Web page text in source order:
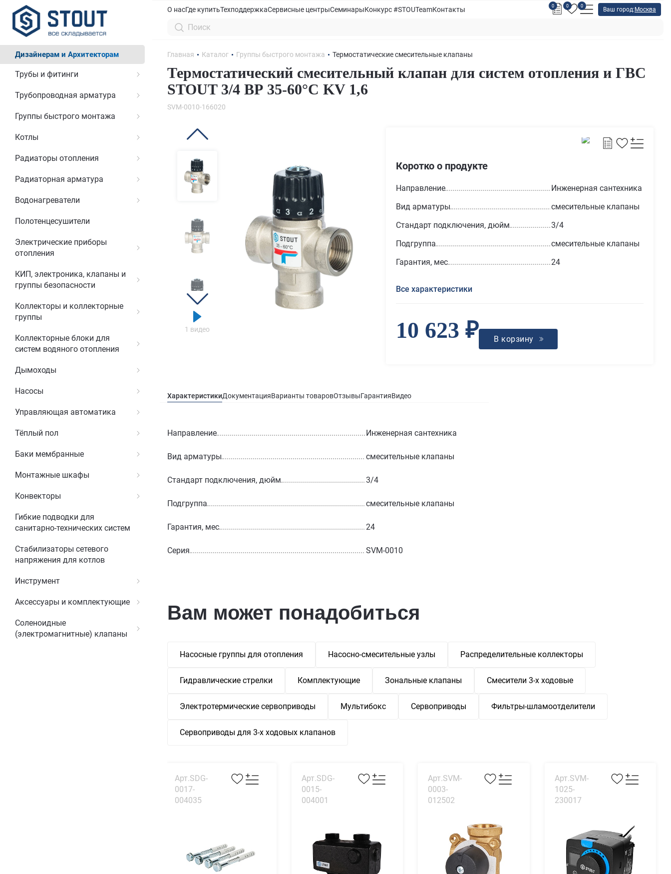
Дизайнерам и Архитекторам
Трубы и фитинги
Трубопроводная арматура
Группы быстрого монтажа
Котлы
Радиаторы отопления
Радиаторная арматура
Водонагреватели
Полотенцесушители
Электрические приборы
отопления
КИП, электроника, клапаны и
группы безопасности
Коллекторы и коллекторные
группы
Коллекторные блоки для
систем водяного отопления
Дымоходы
Насосы
Управляющая автоматика
Тёплый пол
Баки мембранные
Монтажные шкафы
Конвекторы
Гибкие подводки для
санитарно-технических систем
Стабилизаторы сетевого
напряжения для котлов
Инструмент
Аксессуары и комплектующие
Соленоидные
(электромагнитные) клапаны
О насГде купитьТехподдержкаСервисные центрыСеминарыКонкурс #STOUTeamКонтакты 0 0 0
Ваш город: Москва
Главная Каталог Группы быстрого монтажа Термостатические смесительные клапаны
Термостатический смесительный клапан для систем отопления и ГВС
STOUT 3/4 ВР 35-60°С KV 1,6
SVM-0010-166020
1 видео
Коротко о продукте
Направление
Инженерная сантехника
Вид арматуры
смесительные клапаны
Стандарт подключения, дюйм
3/4
Подгруппа
смесительные клапаны
Гарантия, мес
24
Все характеристики
10 623 ₽ В корзину
ХарактеристикиДокументацияВарианты товаровОтзывыГарантияВидео
Направление Инженерная сантехника
Вид арматуры смесительные клапаны
Стандарт подключения, дюйм 3/4
Подгруппа смесительные клапаны
Гарантия, мес 24
Серия SVM-0010
Вам может понадобиться
Насосные группы для отопления Насосно-смесительные узлы Распределительные коллекторы
Гидравлические стрелки Комплектующие Зональные клапаны Смесители 3-х ходовые
Электротермические сервоприводы Мультибокс Сервоприводы Фильтры-шламоотделители
Сервоприводы для 3-х ходовых клапанов
Арт.SDG-
0017-
004035
Арт.SDG-
0015-
004001
Арт.SVM-
0003-
012502
Арт.SVM-
1025-
230017